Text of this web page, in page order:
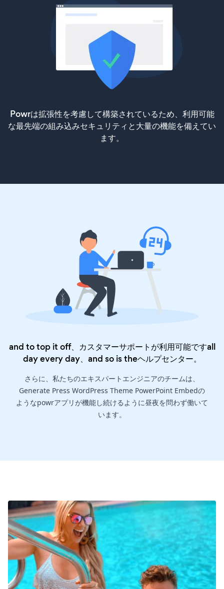
Powrは拡張性を考慮して構築されているため、利用可能
な最先端の組み込みセキュリティと大量の機能を備えてい
ます。
and to top it off、カスタマーサポートが利用可能ですall
day every day、and so is theヘルプセンター。
さらに、私たちのエキスパートエンジニアのチームは、
Generate Press WordPress Theme PowerPoint Embedの
ようなpowrアプリが機能し続けるように昼夜を問わず働いて
います。